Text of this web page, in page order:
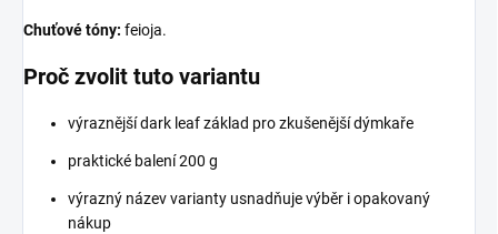
Chuťové tóny: feioja.
Proč zvolit tuto variantu
výraznější dark leaf základ pro zkušenější dýmkaře
praktické balení 200 g
výrazný název varianty usnadňuje výběr i opakovaný
nákup